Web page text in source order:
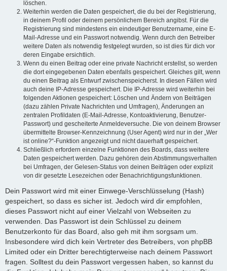
löschen.
Weiterhin werden die Daten gespeichert, die du bei der Registrierung,
in deinem Profil oder deinem persönlichem Bereich angibst. Für die
Registrierung sind mindestens ein eindeutiger Benutzername, eine E-
Mail-Adresse und ein Passwort notwendig. Wenn durch den Betreiber
weitere Daten als notwendig festgelegt wurden, so ist dies für dich vor
deren Eingabe ersichtlich.
Wenn du einen Beitrag oder eine private Nachricht erstellst, so werden
die dort eingegebenen Daten ebenfalls gespeichert. Gleiches gilt, wenn
du einen Beitrag als Entwurf zwischenspeicherst. In diesen Fällen wird
auch deine IP-Adresse gespeichert. Die IP-Adresse wird weiterhin bei
folgenden Aktionen gespeichert: Löschen und Ändern von Beiträgen
(dazu zählen Private Nachrichten und Umfragen), Änderungen an
zentralen Profildaten (E-Mail-Adresse, Kontoaktivierung, Benutzer-
Passwort) und gescheiterte Anmeldeversuche. Die von deinem Browser
übermittelte Browser-Kennzeichnung (User Agent) wird nur in der „Wer
ist online?“-Funktion angezeigt und nicht dauerhaft gespeichert.
Schließlich erfordern einzelne Funktionen des Boards, dass weitere
Daten gespeichert werden. Dazu gehören dein Abstimmungsverhalten
bei Umfragen, der Gelesen-Status von deinen Beiträgen oder explizit
von dir gesetzte Lesezeichen oder Benachrichtigungsfunktionen.
Dein Passwort wird mit einer Einwege-Verschlüsselung (Hash)
gespeichert, so dass es sicher ist. Jedoch wird dir empfohlen,
dieses Passwort nicht auf einer Vielzahl von Webseiten zu
verwenden. Das Passwort ist dein Schlüssel zu deinem
Benutzerkonto für das Board, also geh mit ihm sorgsam um.
Insbesondere wird dich kein Vertreter des Betreibers, von phpBB
Limited oder ein Dritter berechtigterweise nach deinem Passwort
fragen. Solltest du dein Passwort vergessen haben, so kannst du